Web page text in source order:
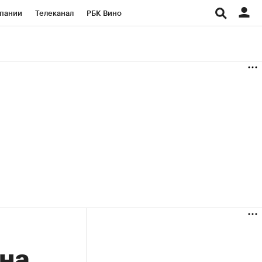
Телеканал РБК Вино